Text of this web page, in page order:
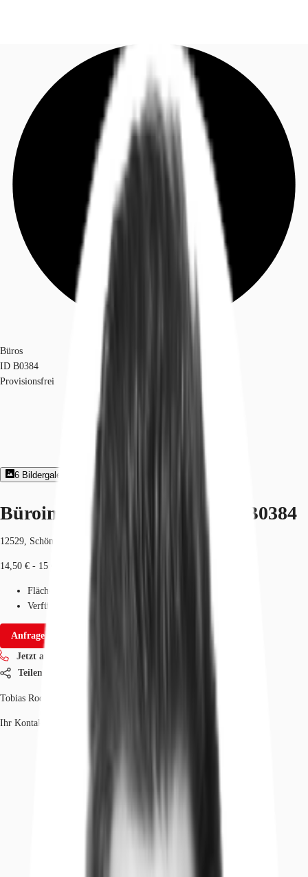
Investieren
Marktinformationen
Coworking
Ihre Ansprechpartner
Favoriten
Jetzt anrufen Kontaktieren Sie uns
Büros
ID B0384
Provisionsfrei
6 Bildergalerie
Büroimmobilie - Schönefeld - B0384
12529, Schönefeld, Brandenburg
14,50 € - 15 € / m²
Fläche
Verfügbarkeit
Anfrage senden
Jetzt anrufen
Teilen
Tobias Rodewald
Ihr Kontakt